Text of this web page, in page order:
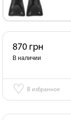
870 грн
В наличии
♡ В избранное